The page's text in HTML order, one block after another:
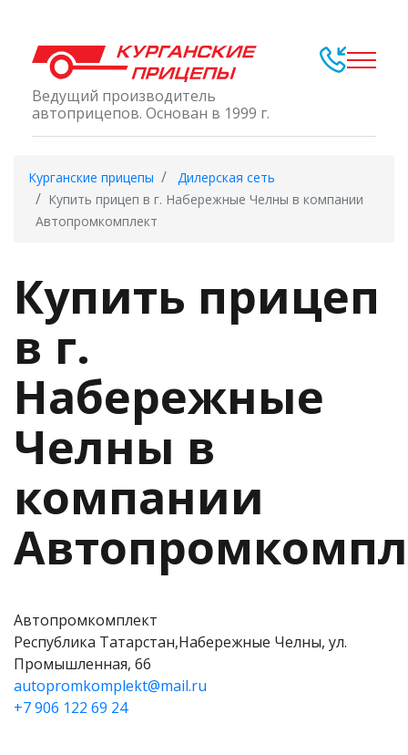
Ведущий производитель
автоприцепов. Основан в 1999 г.
Курганские прицепы
Дилерская сеть
Купить прицеп в г. Набережные Челны в компании
Автопромкомплект
Купить прицеп
в г.
Набережные
Челны в
компании
Автопромкомплект
Республика Татарстан,Набережные Челны, ул.
Промышленная, 66
autopromkomplekt@mail.ru
+7 906 122 69 24